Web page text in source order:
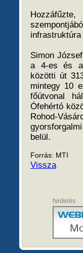
Simon
a 4-es és a
közötti út
mintegy 10
főútvonal
Ófehértó
Rohod-
belül.
Forrás: MTI
Vissza
hirdetés